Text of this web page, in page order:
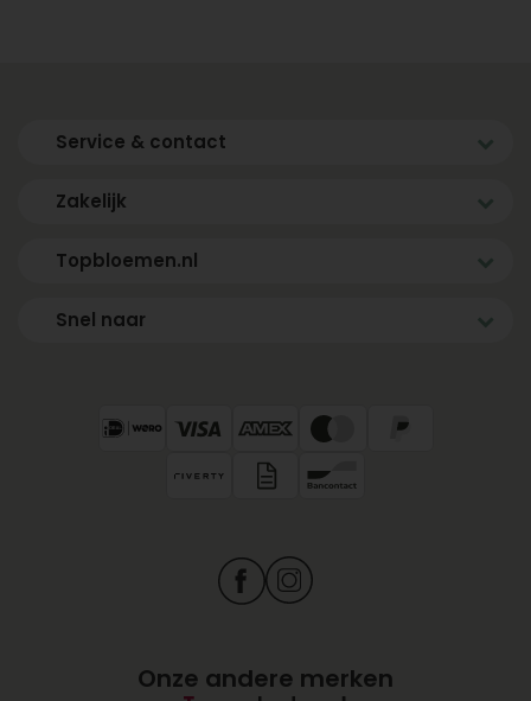
Service & contact
Zakelijk
Topbloemen.nl
Snel naar
Onze andere merken